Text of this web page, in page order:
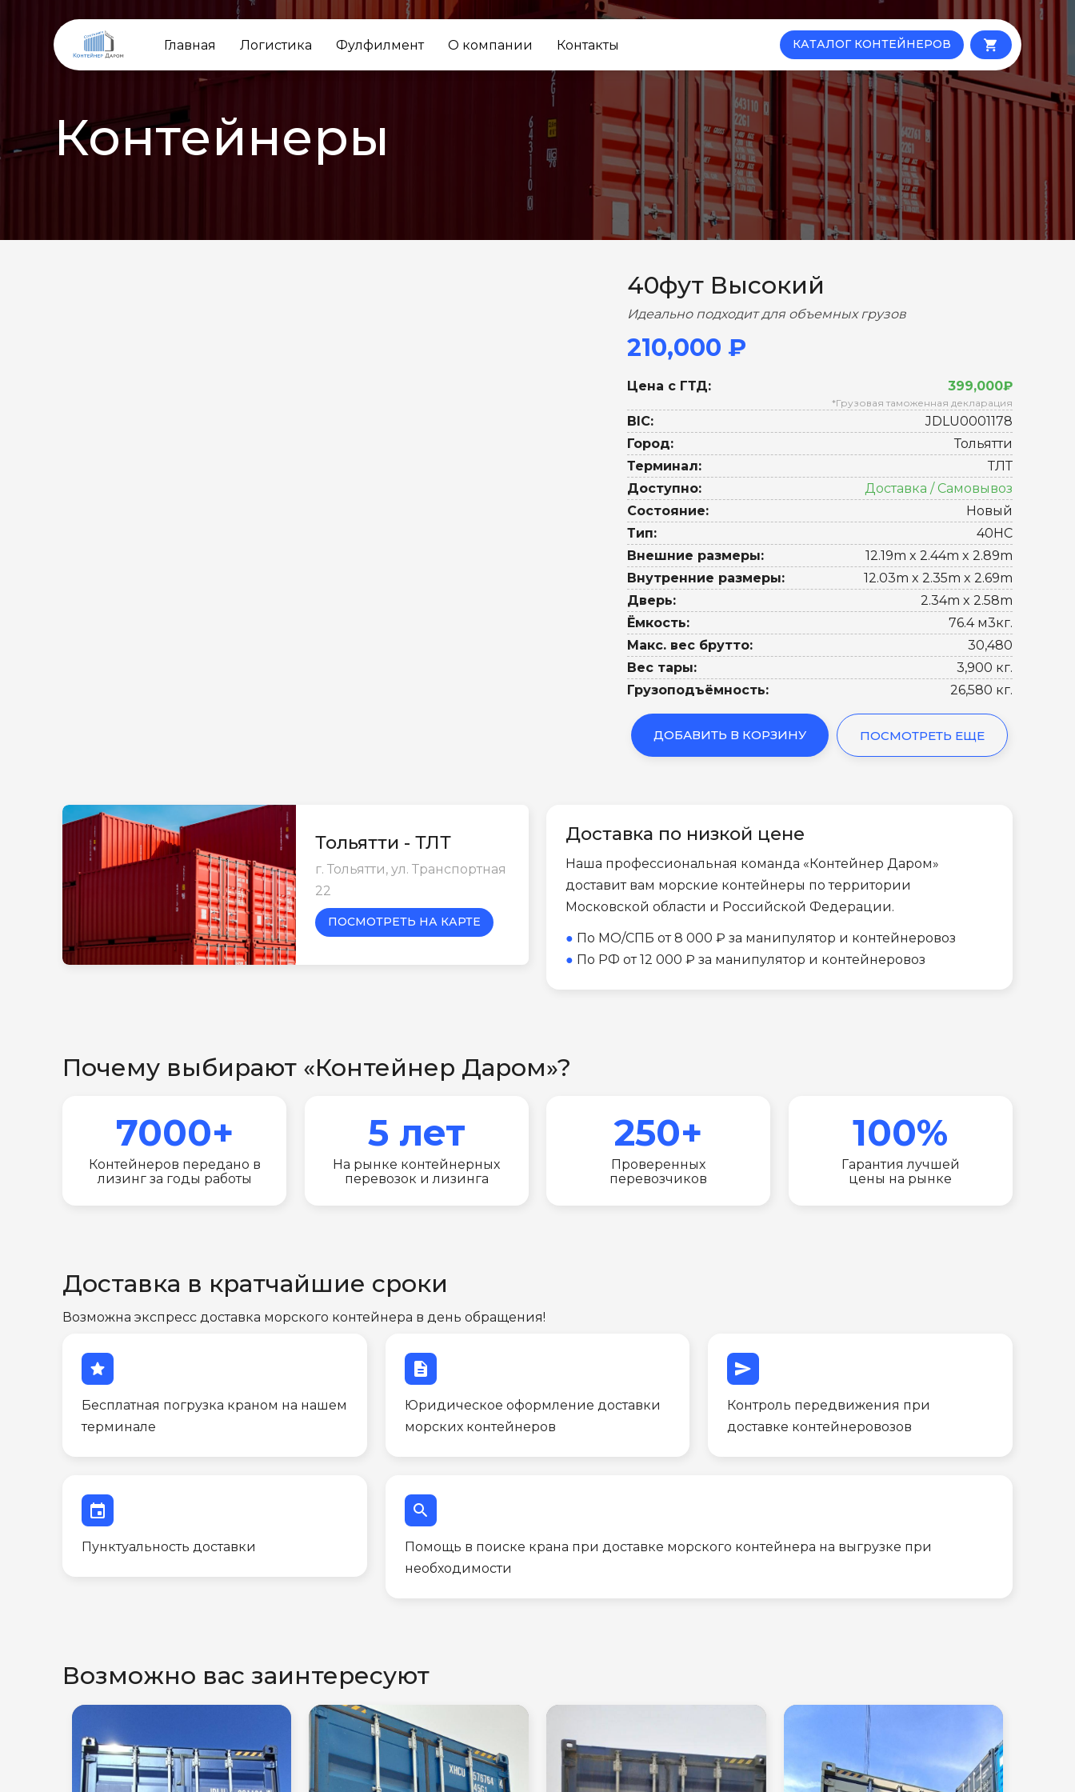
Главная Логистика Фулфилмент О компании Контакты КАТАЛОГ КОНТЕЙНЕРОВ local_grocery_store
Контейнеры
40фут Высокий
Идеально подходит для объемных грузов
210,000 ₽
Цена с ГТД: 399,000₽
*Грузовая таможенная декларация
BIC:
JDLU0001178
Город:
Тольятти
Терминал:
ТЛТ
Доступно:
Доставка / Самовывоз
Состояние:
Новый
Тип:
40HC
Внешние размеры:
12.19m x 2.44m x 2.89m
Внутренние размеры:
12.03m x 2.35m x 2.69m
Дверь:
2.34m x 2.58m
Ёмкость:
76.4 м3кг.
Макс. вес брутто:
30,480
Вес тары:
3,900 кг.
Грузоподъёмность:
26,580 кг.
ДОБАВИТЬ В КОРЗИНУ ПОСМОТРЕТЬ ЕЩЕ
Тольятти - ТЛТ
г. Тольятти, ул. Транспортная
22
ПОСМОТРЕТЬ НА КАРТЕ
Доставка по низкой цене
Наша профессиональная команда «Контейнер Даром»
доставит вам морские контейнеры по территории
Московской области и Российской Федерации.
● По МО/СПБ от 8 000 ₽ за манипулятор и контейнеровоз
● По РФ от 12 000 ₽ за манипулятор и контейнеровоз
Почему выбирают «Контейнер Даром»?
7000+
Контейнеров передано в
лизинг за годы работы
5 лет
На рынке контейнерных
перевозок и лизинга
250+
Проверенных
перевозчиков
100%
Гарантия лучшей
цены на рынке
Доставка в кратчайшие сроки
Возможна экспресс доставка морского контейнера в день обращения!
star
Бесплатная погрузка краном на нашем
терминале
description
Юридическое оформление доставки
морских контейнеров
send
Контроль передвижения при
доставке контейнеровозов
event
Пунктуальность доставки
search
Помощь в поиске крана при доставке морского контейнера на выгрузке при
необходимости
Возможно вас заинтересуют